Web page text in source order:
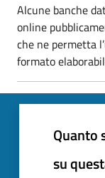
Alcune banche
online
che ne permetta
formato
Quanto
su